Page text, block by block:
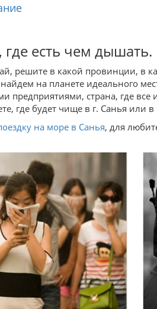
есть чем дышать.
решите в какой провинции, в
на планете идеального
предприятиями, страна, где все
где будет чище в г. Санья или в
на море в Санья, для